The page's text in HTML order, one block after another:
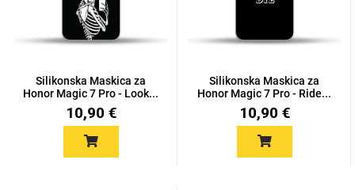
Silikonska Maskica za
Honor Magic 7 Pro - Look...
10,90 €
Silikonska Maskica za
Honor Magic 7 Pro - Ride...
10,90 €